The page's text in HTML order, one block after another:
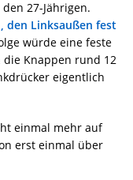
27-Jährigen.
den Linksaußen fest
würde eine feste
die Knappen rund 12
eigentlich
einmal mehr auf
erst einmal über